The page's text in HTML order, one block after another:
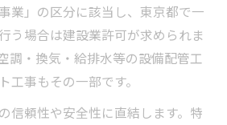
業」の区分に該当し、東京都で一
う場合は建設業許可が求められま
調・換気・給排水等の設備配管工
工事もその一部です。
信頼性や安全性に直結します。特